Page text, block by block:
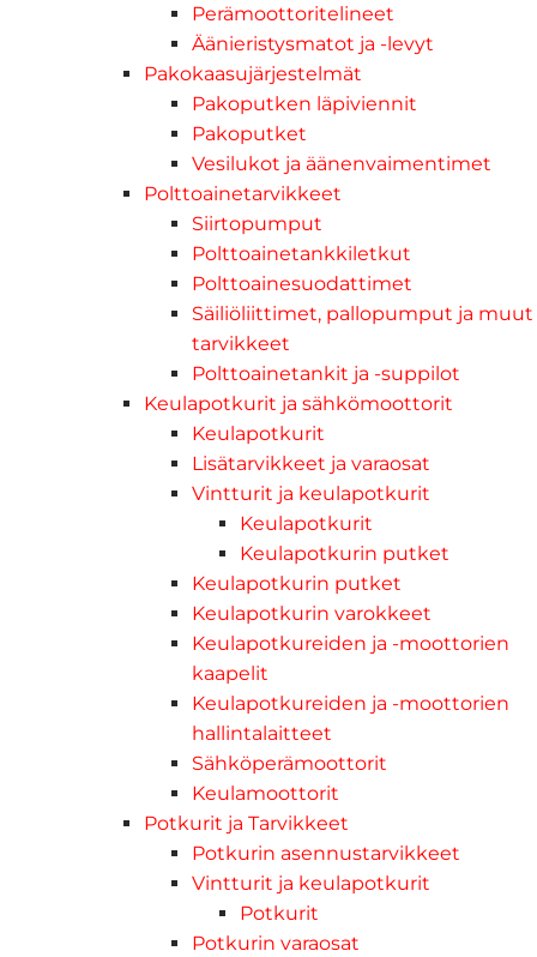
Perämoottoritelineet
Äänieristysmatot ja -levyt
Pakokaasujärjestelmät
Pakoputken läpiviennit
Pakoputket
Vesilukot ja äänenvaimentimet
Polttoainetarvikkeet
Siirtopumput
Polttoainetankkiletkut
Polttoainesuodattimet
Säiliöliittimet, pallopumput ja muut
tarvikkeet
Polttoainetankit ja -suppilot
Keulapotkurit ja sähkömoottorit
Keulapotkurit
Lisätarvikkeet ja varaosat
Vintturit ja keulapotkurit
Keulapotkurit
Keulapotkurin putket
Keulapotkurin putket
Keulapotkurin varokkeet
Keulapotkureiden ja -moottorien
kaapelit
Keulapotkureiden ja -moottorien
hallintalaitteet
Sähköperämoottorit
Keulamoottorit
Potkurit ja Tarvikkeet
Potkurin asennustarvikkeet
Vintturit ja keulapotkurit
Potkurit
Potkurin varaosat